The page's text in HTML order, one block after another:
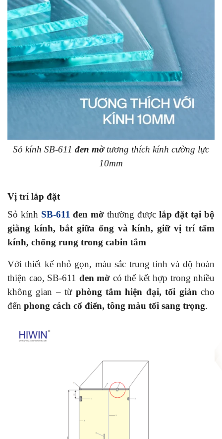
Sỏ kính SB-611 đen mờtương thích kính cường lực
10mm
Vị trí lắp đặt
Sỏ kính SB-611 đen mờthường được lắp đặt tại bộ
giằng kính, bắt giữa ống và kính, giữ vị trí tấm
kính, chống rung trong cabin tắm
Với thiết kế nhỏ gọn, màu sắc trung tính và độ hoàn
thiện cao, SB-611 đen mờ có thể kết hợp trong nhiều
không gian – từ phòng tắm hiện đại, tối giảncho
đến phong cách cổ điển, tông màu tối sang trọng.